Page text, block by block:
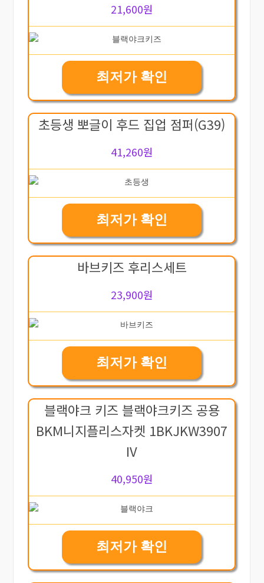
21,600원
최저가 확인
초등생 뽀글이 후드 집업 점퍼(G39)
41,260원
최저가 확인
바브키즈 후리스세트
23,900원
최저가 확인
블랙야크 키즈 블랙야크키즈 공용
BKM니지플리스자켓 1BKJKW3907
IV
40,950원
최저가 확인